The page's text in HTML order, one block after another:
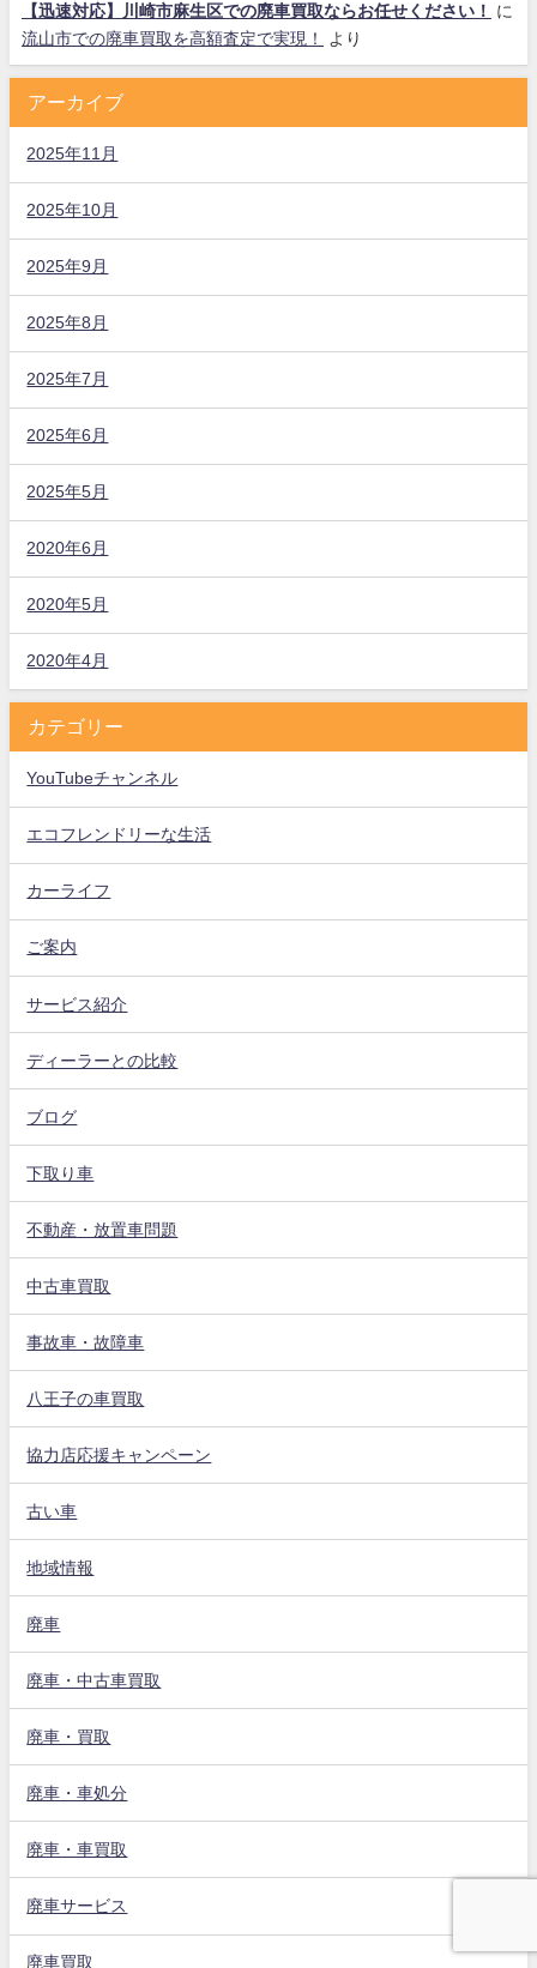
【迅速対応】川崎市麻生区での廃車買取ならお任せください！
に
流山市での廃車買取を高額査定で実現！
より
アーカイブ
2025年11月
2025年10月
2025年9月
2025年8月
2025年7月
2025年6月
2025年5月
2020年6月
2020年5月
2020年4月
カテゴリー
YouTubeチャンネル
エコフレンドリーな生活
カーライフ
ご案内
サービス紹介
ディーラーとの比較
ブログ
下取り車
不動産・放置車問題
中古車買取
事故車・故障車
八王子の車買取
協力店応援キャンペーン
古い車
地域情報
廃車
廃車・中古車買取
廃車・買取
廃車・車処分
廃車・車買取
廃車サービス
廃車買取